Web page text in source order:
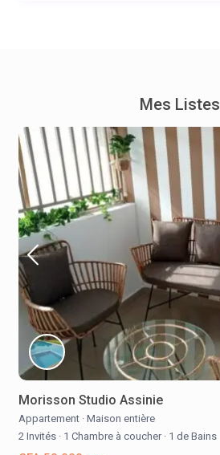
Mes Listes
Morisson Studio Assinie
Appartement · Maison entière
2 Invités · 1 Chambre à coucher · 1 de Bains